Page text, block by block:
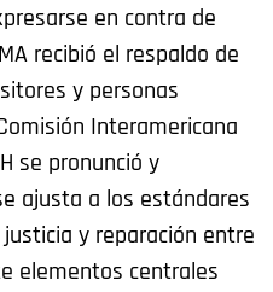
en contra de
recibió el respaldo de
y personas
Interamericana
se pronunció y
ajusta a los estándares
y reparación entre
elementos centrales